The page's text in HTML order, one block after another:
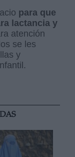
para que
lactancia y
atención
se les
y